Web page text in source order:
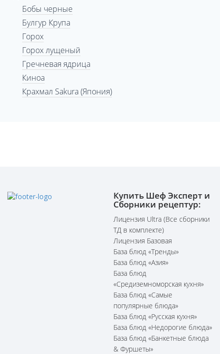
Бобы черные
Булгур Крупа
Горох
Горох лущеный
Гречневая ядрица
Киноа
Крахмал Sakura (Япония)
Купить Шеф Эксперт и
Сборники рецептур:
Лицензия Ultra (Все сборники
ТД в комплекте)
Лицензия Базовая
База блюд «Тренды»
База блюд «Азия»
База блюд
«Средиземноморская кухня»
База блюд «Самые
популярные блюда»
База блюд «Русская кухня»
База блюд «Недорогие блюда»
База блюд «Банкетные блюда
& Фуршеты»